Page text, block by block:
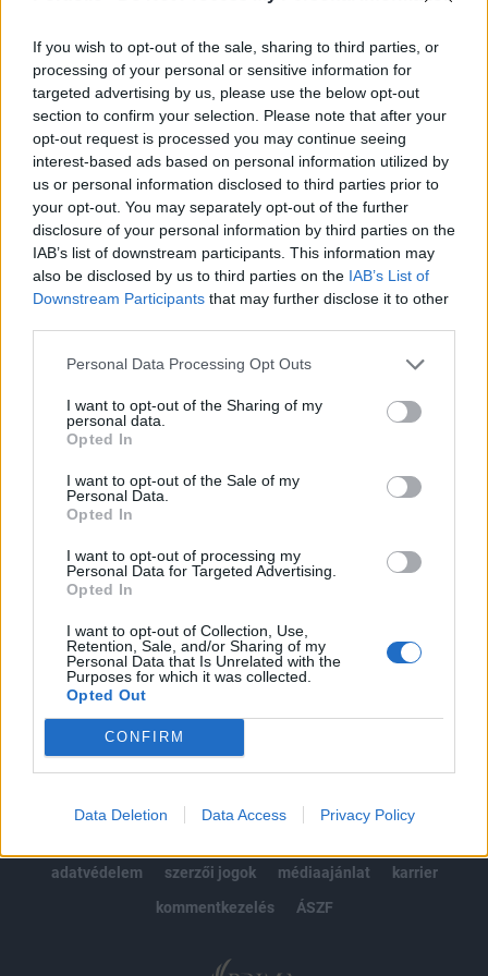
If you wish to opt-out of the sale, sharing to third parties, or
processing of your personal or sensitive information for
targeted advertising by us, please use the below opt-out
section to confirm your selection. Please note that after your
opt-out request is processed you may continue seeing
interest-based ads based on personal information utilized by
us or personal information disclosed to third parties prior to
your opt-out. You may separately opt-out of the further
disclosure of your personal information by third parties on the
IAB’s list of downstream participants. This information may
also be disclosed by us to third parties on the IAB’s List of
Downstream Participants that may further disclose it to other
Personal Data Processing Opt Outs
I want to opt-out of the Sharing of my
personal data.
Opted In
I want to opt-out of the Sale of my
Personal Data.
Opted In
I want to opt-out of processing my
Personal Data for Targeted Advertising.
Opted In
I want to opt-out of Collection, Use,
Retention, Sale, and/or Sharing of my
Personal Data that Is Unrelated with the
Purposes for which it was collected.
Opted Out
CONFIRM
Data Deletion Data Access Privacy Policy
országának részvénypiacán.
A Nikkei 225 0.3%-kal csökkenve, 11,360 ponton zárt, míg a
tőzsde első szekciójának valamennyi papírját tartalmazó
Topix 0.4%-os mínuszban, 1,146 ponton állapodott meg. A
bankszektorban az UFJ állítólag kész elfogadni az MTFG
nem túl kedvező felvásárlási ajánlatát, így a Sumitomo
kiszáll a csatározásból. A hír hatására az UFJ 3.5%-kal
értékelődött le. Az MTFG 0.5...
KEDVES OLVASÓNK!
Az előfizetés a következőket tartalmazza:
Portfolio.hu teljes cikkarchívum
Kötéslisták: BÉT elmúlt 2 év napon belüli
kötéslistái
Előfizetés
MÁR ELŐFIZETŐNK VAGY?BEJELENTKEZÉS
adatvédelem
szerzői jogok médiaajánlat
karrier
kommentkezelés
ÁSZF